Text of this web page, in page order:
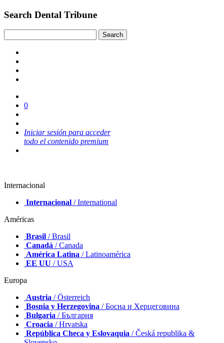
Search Dental Tribune
0
Iniciar sesión para acceder
todo el contenido premium
Internacional
Internacional / International
Américas
Brasil / Brasil
Canadá / Canada
América Latina / Latinoamérica
EE UU / USA
Europa
Austria / Österreich
Bosnia y Herzegovina / Босна и Херцеговина
Bulgaria / България
Croacia / Hrvatska
República Checa y Eslovaquia / Česká republika &